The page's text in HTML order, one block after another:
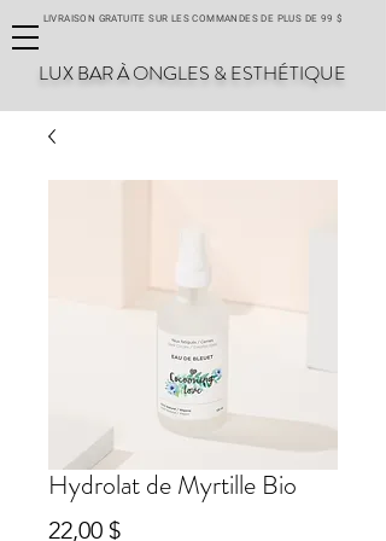
LIVRAISON GRATUITE SUR LES COMMANDES DE PLUS DE 99 $
LUX BAR À ONGLES & ESTHÉTIQUE
Hydrolat de Myrtille Bio
22,00 $Prix